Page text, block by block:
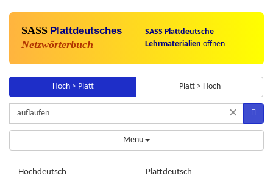
SASS Plattdeutsches
Netzwörterbuch
SASS Plattdeutsche
Lehrmaterialien öffnen
Hoch > Platt Platt > Hoch
×
Menü
Hochdeutsch Plattdeutsch